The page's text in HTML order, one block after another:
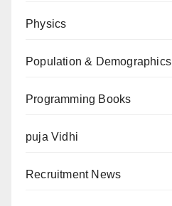
Physics
Population & Demographics
Programming Books
puja Vidhi
Recruitment News